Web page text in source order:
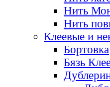
Нить
Нить
Клеевые и
Бортовка
Бязь